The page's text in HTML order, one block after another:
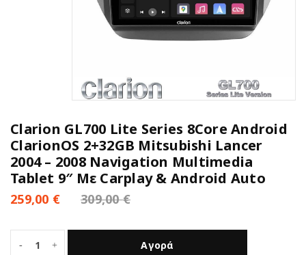
Clarion GL700 Lite Series 8Core Android
ClarionOS 2+32GB Mitsubishi Lancer
2004 – 2008 Navigation Multimedia
Tablet 9″ Με Carplay & Android Auto
309,00€
259,00 €
Αγορά